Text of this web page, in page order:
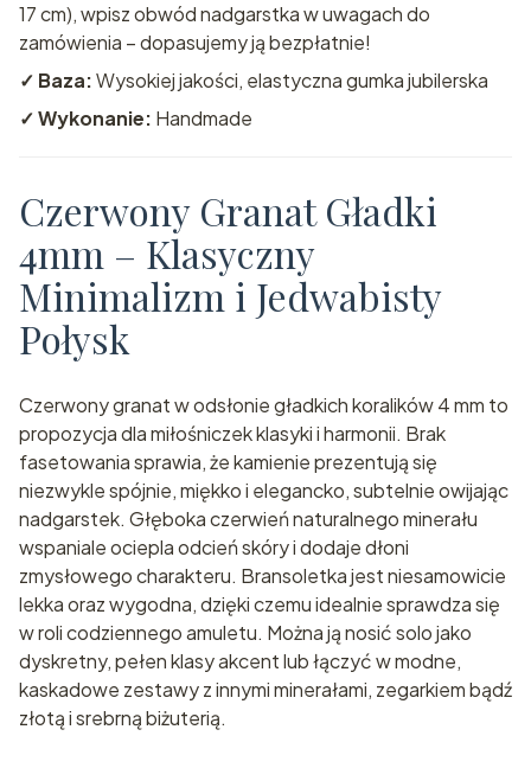
17 cm), wpisz obwód nadgarstka w uwagach do
zamówienia – dopasujemy ją bezpłatnie!
✓ Baza:Wysokiej jakości, elastyczna gumka jubilerska
✓ Wykonanie: Handmade
Czerwony Granat Gładki
4mm – Klasyczny
Minimalizm i Jedwabisty
Połysk
Czerwony granat w odsłonie gładkich koralików 4 mm to
propozycja dla miłośniczek klasyki i harmonii. Brak
fasetowania sprawia, że kamienie prezentują się
niezwykle spójnie, miękko i elegancko, subtelnie owijając
nadgarstek. Głęboka czerwień naturalnego minerału
wspaniale ociepla odcień skóry i dodaje dłoni
zmysłowego charakteru. Bransoletka jest niesamowicie
lekka oraz wygodna, dzięki czemu idealnie sprawdza się
w roli codziennego amuletu. Można ją nosić solo jako
dyskretny, pełen klasy akcent lub łączyć w modne,
kaskadowe zestawy z innymi minerałami, zegarkiem bądź
złotą i srebrną biżuterią.